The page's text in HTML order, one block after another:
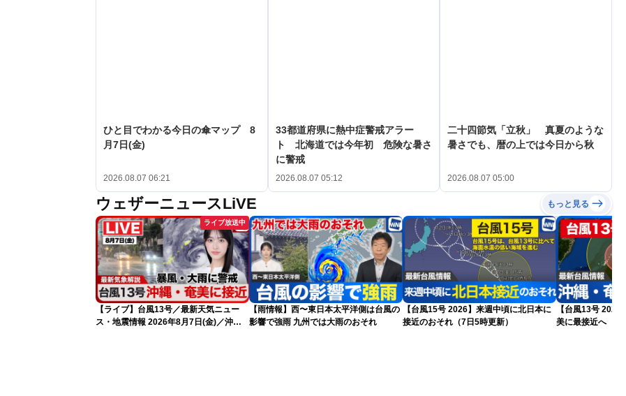
ひと目でわかる今日の傘マップ 8
月7日(金)
2026.08.07 06:21
33都道府県に熱中症警戒アラー
ト 北海道では今年初 危険な暑さ
に警戒
2026.08.07 05:12
二十四節気「立秋」 真夏のような
暑さでも、暦の上では今日から秋
2026.08.07 05:00
ウェザーニュースLiVE もっと見る
ライブ放送中
【ライブ】台風13号／最新天気ニュー
ス・地震情報 2026年8月7日(金)／沖
【雨情報】西〜東日本太平洋側は台風の
影響で強雨 九州では大雨のおそれ
【台風15号 2026】来週中頃に北日本に
接近のおそれ（7日5時更新）
【台風13号 2026
美に最接近へ 明